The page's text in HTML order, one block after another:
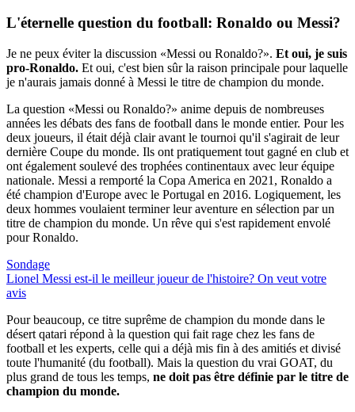
L'éternelle question du football: Ronaldo ou Messi?
Je ne peux éviter la discussion «Messi ou Ronaldo?». Et oui, je suis
pro-Ronaldo. Et oui, c'est bien sûr la raison principale pour laquelle
je n'aurais jamais donné à Messi le titre de champion du monde.
La question «Messi ou Ronaldo?» anime depuis de nombreuses
années les débats des fans de football dans le monde entier. Pour les
deux joueurs, il était déjà clair avant le tournoi qu'il s'agirait de leur
dernière Coupe du monde. Ils ont pratiquement tout gagné en club et
ont également soulevé des trophées continentaux avec leur équipe
nationale. Messi a remporté la Copa America en 2021, Ronaldo a
été champion d'Europe avec le Portugal en 2016. Logiquement, les
deux hommes voulaient terminer leur aventure en sélection par un
titre de champion du monde. Un rêve qui s'est rapidement envolé
pour Ronaldo.
Sondage
Lionel Messi est-il le meilleur joueur de l'histoire? On veut votre
avis
Pour beaucoup, ce titre suprême de champion du monde dans le
désert qatari répond à la question qui fait rage chez les fans de
football et les experts, celle qui a déjà mis fin à des amitiés et divisé
toute l'humanité (du football). Mais la question du vrai GOAT, du
plus grand de tous les temps, ne doit pas être définie par le titre de
champion du monde.